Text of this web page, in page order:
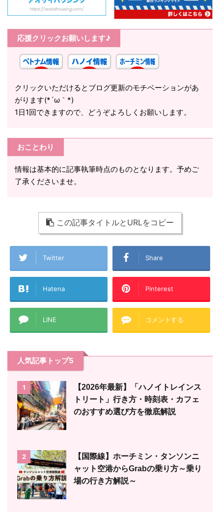
応援クリックお願いします♪
クリックいただけるとブログ更新のモチベーションがあ
がります(*´ω｀*)
1日1回できますので、どうぞよろしくお願いします。
おことわり
情報は基本的に記事執筆時点のものとなります。予めご
了承くださいませ。
この記事タイトルとURLをコピー
Twitter Share
Hatena Pinterest
LINE コメントする
人気記事トップ5
1
【2026年最新】「ハノイトレインス
トリート」行き方・時刻表・カフェ
のおすすめ選び方を徹底解説
2
【国際線】ホーチミン・タンソンニ
ャット空港からGrabの乗り方～乗り
場の行き方解説～